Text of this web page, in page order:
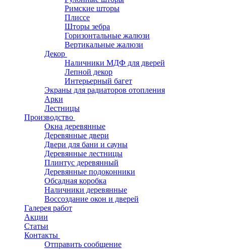
Римские шторы
Плиссе
Шторы зебра
Горизонтальные жалюзи
Вертикальные жалюзи
Декор
Наличники МДФ для дверей
Лепной декор
Интерьерный багет
Экраны для радиаторов отопления
Арки
Лестницы
Производство
Окна деревянные
Деревянные двери
Двери для бани и сауны
Деревянные лестницы
Плинтус деревянный
Деревянные подоконники
Обсадная коробка
Наличники деревянные
Воссоздание окон и дверей
Галерея работ
Акции
Статьи
Контакты
Отправить сообщение